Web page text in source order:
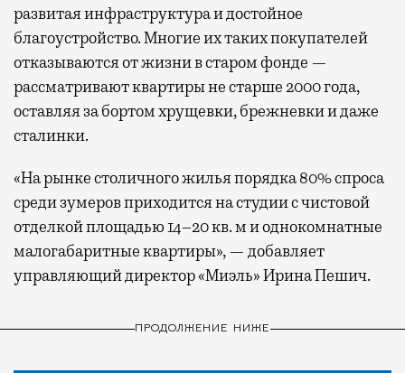
развитая инфраструктура и достойное
благоустройство. Многие их таких покупателей
отказываются от жизни в старом фонде —
рассматривают квартиры не старше 2000 года,
оставляя за бортом хрущевки, брежневки и даже
сталинки.
«На рынке столичного жилья порядка 80% спроса
среди зумеров приходится на студии с чистовой
отделкой площадью 14–20 кв. м и однокомнатные
малогабаритные квартиры», — добавляет
управляющий директор «Миэль» Ирина Пешич.
ПРОДОЛЖЕНИЕ НИЖЕ